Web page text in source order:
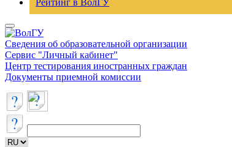
Рейтинг в ВолГУ
Сведения об образовательной организации
Сервис "Личный кабинет"
Центр тестирования иностранных граждан
Документы приемной комиссии